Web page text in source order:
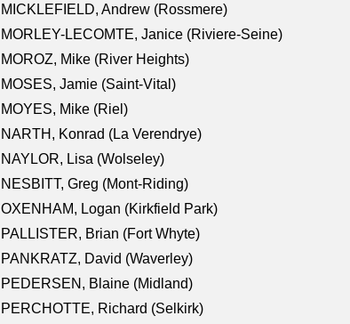
MICKLEFIELD, Andrew (Rossmere)
MORLEY-LECOMTE, Janice (Riviere-Seine)
MOROZ, Mike (River Heights)
MOSES, Jamie (Saint-Vital)
MOYES, Mike (Riel)
NARTH, Konrad (La Verendrye)
NAYLOR, Lisa (Wolseley)
NESBITT, Greg (Mont-Riding)
OXENHAM, Logan (Kirkfield Park)
PALLISTER, Brian (Fort Whyte)
PANKRATZ, David (Waverley)
PEDERSEN, Blaine (Midland)
PERCHOTTE, Richard (Selkirk)